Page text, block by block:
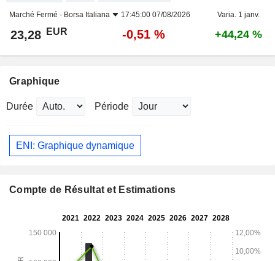
Marché Fermé - Borsa Italiana 17:45:00 07/08/2026 Varia. 1 janv.
23,28 EUR -0,51 % +44,24 %
Graphique
Durée Période
ENI: Graphique dynamique
Compte de Résultat et Estimations